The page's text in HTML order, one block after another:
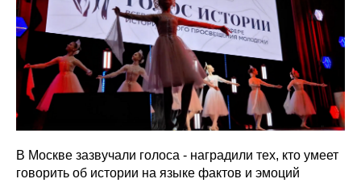
В Москве зазвучали голоса - наградили тех, кто умеет
говорить об истории на языке фактов и эмоций